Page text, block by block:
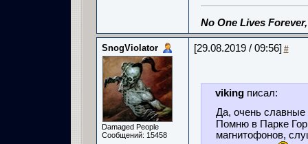
No One Lives
SnogViolator
Damaged People
Сообщений: 15458
[29.08.2019 / 09:56] #
vikingписал:
Да, очень
Помню в Парке
магнитофонов,